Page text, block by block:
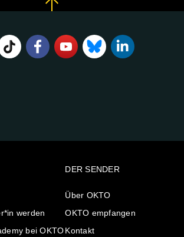
werden
bei OKTO
DER SENDER
Über OKTO
OKTO empfangen
Kontakt